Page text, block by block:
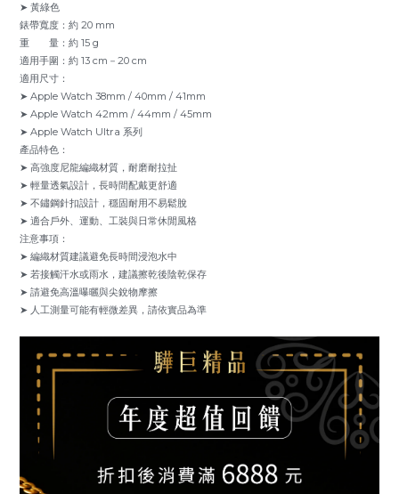
➤ 黃綠色
錶帶寬度：約 20 mm
重 量：約 15 g
適用手圍：約 13 cm－20 cm
適用尺寸：
➤ Apple Watch 38mm / 40mm / 41mm
➤ Apple Watch 42mm / 44mm / 45mm
➤ Apple Watch Ultra 系列
產品特色：
➤ 高強度尼龍編織材質，耐磨耐拉扯
➤ 輕量透氣設計，長時間配戴更舒適
➤ 不鏽鋼針扣設計，穩固耐用不易鬆脫
➤ 適合戶外、運動、工裝與日常休閒風格
注意事項：
➤ 編織材質建議避免長時間浸泡水中
➤ 若接觸汗水或雨水，建議擦乾後陰乾保存
➤ 請避免高溫曝曬與尖銳物摩擦
➤ 人工測量可能有輕微差異，請依實品為準